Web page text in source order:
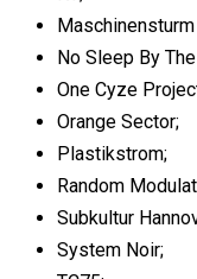
Maschinensturm
No Sleep By
One Cyze
Orange Sector;
Plastikstrom;
Random
Subkultur
System Noir;